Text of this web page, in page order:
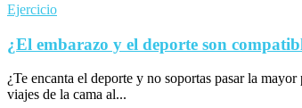
Ejercicio
¿El embarazo y el deporte son
¿Te encanta el deporte y no soportas pasar la
viajes de la cama al...